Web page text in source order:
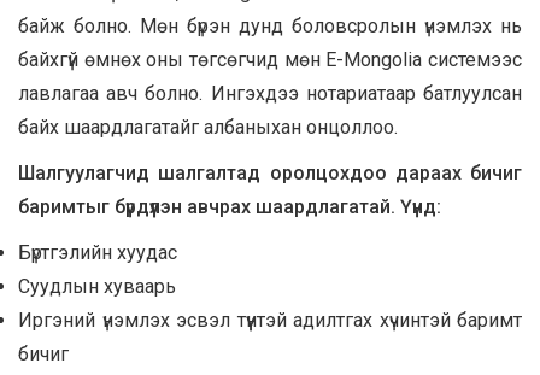
байж болно. Мөн бүрэн дунд боловсролын үнэмлэх нь
байхгүй өмнөх оны төгсөгчид мөн E-Mongolia системээс
лавлагаа авч болно. Ингэхдээ нотариатаар батлуулсан
байх шаардлагатайг албаныхан онцоллоо.
Шалгуулагчид шалгалтад оролцохдоо дараах бичиг
баримтыг бүрдүүлэн авчрах шаардлагатай. Үүнд:
Бүртгэлийн хуудас
Суудлын хуваарь
Иргэний үнэмлэх эсвэл түүнтэй адилтгах хүчинтэй баримт
бичиг